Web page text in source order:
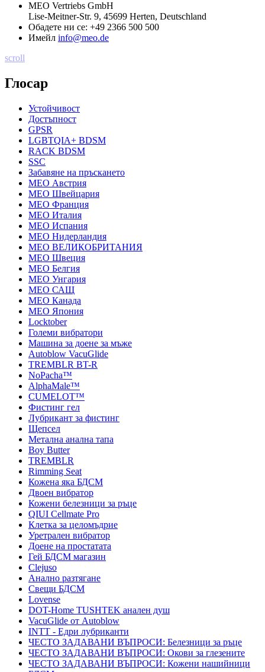
MEO Vertriebs GmbH
Lise-Meitner-Str. 9, 45699 Herten, Deutschland
Обадете ни се: +49 2366 500 500
Имейл info@meo.de
scroll
Глосар
Устойчивост
Достъпност
GPSR
LGBTQIA+ BDSM
RACK BDSM
SSC
Забавяне на пръскането
MEO Австрия
MEO Швейцария
MEO Франция
MEO Италия
MEO Испания
MEO Нидерландия
MEO ВЕЛИКОБРИТАНИЯ
MEO Швеция
MEO Белгия
MEO Унгария
MEO САЩ
MEO Канада
MEO Япония
Locktober
Големи вибратори
Машина за доене за мъже
Autoblow VacuGlide
TREMBLR BT-R
NoPacha™
AlphaMale™
CUMELOT™
Фистинг гел
Лубрикант за фистинг
Щепсел
Метална анална тапа
Boy Butter
TREMBLR
Rimming Seat
Кожена яка БДСМ
Двоен вибратор
Кожени белезници за ръце
QIUI Cellmate Pro
Клетка за целомъдрие
Уретрален вибратор
Доене на простатата
Гей БДСМ магазин
Clejuso
Анално разтягане
Свещи БДСМ
Lovense
DOT-Home TUSHTEK анален душ
VacuGlide от Autoblow
INTT - Едри лубриканти
ЧЕСТО ЗАДАВАНИ ВЪПРОСИ: Белезници за ръце
ЧЕСТО ЗАДАВАНИ ВЪПРОСИ: Окови за глезените
ЧЕСТО ЗАДАВАНИ ВЪПРОСИ: Кожени нашийници